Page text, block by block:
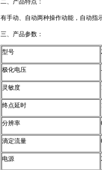
二、产品特点：
有手动、自动两种操作动能，自动指
三、产品参数：
型号
极化电压
灵敏度
终点延时
分辨率
滴定流量
电源